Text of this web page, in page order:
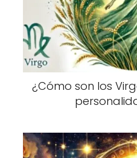
¿Cómo son los